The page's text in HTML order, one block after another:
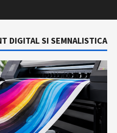
DIGITAL SI SEMNALISTICA